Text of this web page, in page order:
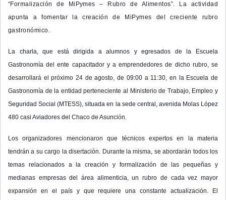
“Formalización de MiPymes – Rubro de Alimentos”. La actividad
apunta a fomentar la creación de MiPymes del creciente rubro
gastronómico.
La charla, que está dirigida a alumnos y egresados de la Escuela
Gastronomía del ente capacitador y a emprendedores de dicho rubro, se
desarrollará el próximo 24 de agosto, de 09:00 a 11:30, en la Escuela de
Gastronomía de la entidad perteneciente al Ministerio de Trabajo, Empleo y
Seguridad Social (MTESS), situada en la sede central, avenida Molas López
480 casi Aviadores del Chaco de Asunción.
Los organizadores mencionaron que técnicos expertos en la materia
tendrán a su cargo la disertación. Durante la misma, se abordarán todos los
temas relacionados a la creación y formalización de las pequeñas y
medianas empresas del área alimenticia, un rubro de cada vez mayor
expansión en el país y que requiere una constante actualización. El